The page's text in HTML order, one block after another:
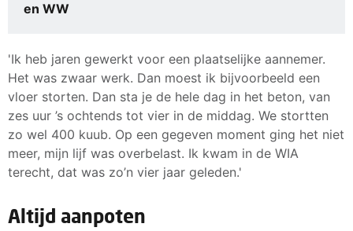
en WW
'Ik heb jaren gewerkt voor een plaatselijke aannemer.
Het was zwaar werk. Dan moest ik bijvoorbeeld een
vloer storten. Dan sta je de hele dag in het beton, van
zes uur ’s ochtends tot vier in de middag. We stortten
zo wel 400 kuub. Op een gegeven moment ging het niet
meer, mijn lijf was overbelast. Ik kwam in de WIA
terecht, dat was zo’n vier jaar geleden.'
Altijd aanpoten